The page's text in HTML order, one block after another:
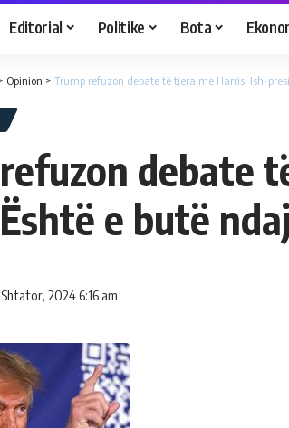
Editorial Politike Bota
Opinion > Trump refuzon debate të tjera me Harris. Ish-
debate
e butë
2024 6:16 am